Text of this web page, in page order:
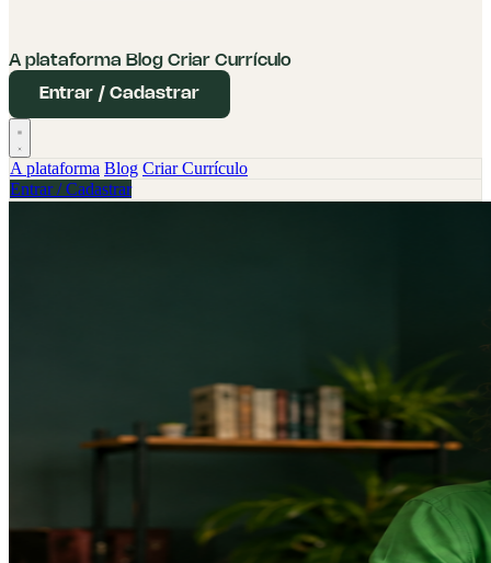
A plataforma Blog Criar Currículo
Entrar / Cadastrar
A plataforma Blog Criar Currículo
Entrar / Cadastrar